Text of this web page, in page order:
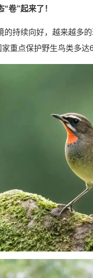
卷”起来了！
的持续向好，越来越多
重点保护野生鸟类多达